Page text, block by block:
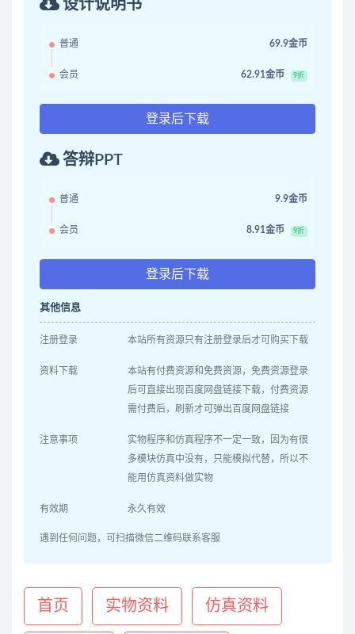
设计说明书
普通 69.9金币
会员 62.91金币 9折
登录后下载
答辩PPT
普通 9.9金币
会员 8.91金币 9折
登录后下载
其他信息
注册登录 本站所有资源只有注册登录后才可购买下载
资料下载
本站有付费资源和免费资源，免费资源登录
后可直接出现百度网盘链接下载，付费资源
需付费后，刷新才可弹出百度网盘链接
注意事项
实物程序和仿真程序不一定一致，因为有很
多模块仿真中没有，只能模拟代替，所以不
能用仿真资料做实物
有效期 永久有效
遇到任何问题，可扫描微信二维码联系客服
首页 实物资料 仿真资料